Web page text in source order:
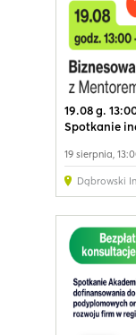
19.08 g.
Spotkanie
19 sierpnia,
Dąbrowski